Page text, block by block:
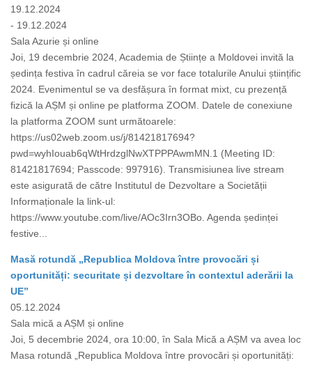
19.12.2024
- 19.12.2024
Sala Azurie și online
Joi, 19 decembrie 2024, Academia de Științe a Moldovei invită la
ședința festiva în cadrul căreia se vor face totalurile Anului științific
2024. Evenimentul se va desfășura în format mixt, cu prezență
fizică la AȘM și online pe platforma ZOOM. Datele de conexiune
la platforma ZOOM sunt următoarele:
https://us02web.zoom.us/j/81421817694?
pwd=wyhIouab6qWtHrdzglNwXTPPPAwmMN.1 (Meeting ID:
81421817694; Passcode: 997916). Transmisiunea live stream
este asigurată de către Institutul de Dezvoltare a Societății
Informaționale la link-ul:
https://www.youtube.com/live/AOc3Irn3OBo. Agenda ședinței
festive...
Masă rotundă „Republica Moldova între provocări și
oportunități: securitate și dezvoltare în contextul aderării la
UE”
05.12.2024
Sala mică a AȘM și online
Joi, 5 decembrie 2024, ora 10:00, în Sala Mică a AȘM va avea loc
Masa rotundă „Republica Moldova între provocări și oportunități: